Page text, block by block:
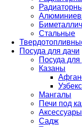
Стальные
Посуда для дачи
Посуда для
Казаны
Мангалы
Печи под
Аксессуары
Садж